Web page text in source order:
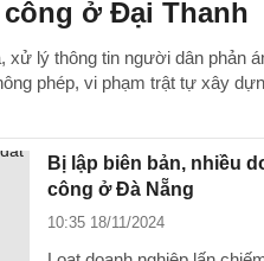
ở Đại Thanh
xử lý thông tin người dân phản
phép, vi phạm trật tự xây
Bị lập biên bản, nhiều
công ở Đà Nẵng
10:35 18/11/2024